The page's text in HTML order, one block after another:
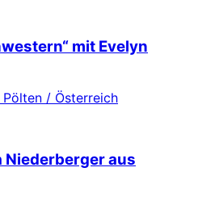
mit Evelyn
/ Österreich
aus